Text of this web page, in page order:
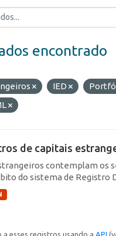
encontrado
IED
de capitais
contemplam os
do sistema de Registro
esses registros usando a API